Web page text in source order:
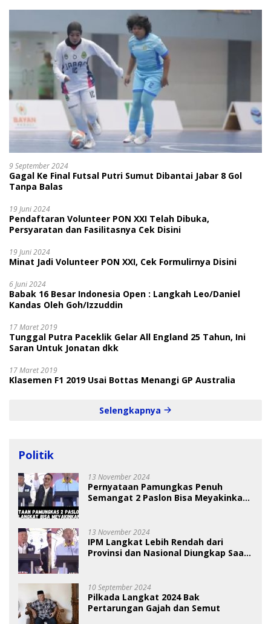
9 September 2024
Gagal Ke Final Futsal Putri Sumut Dibantai Jabar 8 Gol
Tanpa Balas
19 Juni 2024
Pendaftaran Volunteer PON XXI Telah Dibuka,
Persyaratan dan Fasilitasnya Cek Disini
19 Juni 2024
Minat Jadi Volunteer PON XXI, Cek Formulirnya Disini
6 Juni 2024
Babak 16 Besar Indonesia Open : Langkah Leo/Daniel
Kandas Oleh Goh/Izzuddin
17 Maret 2019
Tunggal Putra Paceklik Gelar All England 25 Tahun, Ini
Saran Untuk Jonatan dkk
17 Maret 2019
Klasemen F1 2019 Usai Bottas Menangi GP Australia
Selengkapnya
Politik
13 November 2024
Pernyataan Pamungkas Penuh
Semangat 2 Paslon Bisa Meyakinkan
13 November 2024
IPM Langkat Lebih Rendah dari
Provinsi dan Nasional Diungkap Saat
10 September 2024
Pilkada Langkat 2024 Bak
Pertarungan Gajah dan Semut